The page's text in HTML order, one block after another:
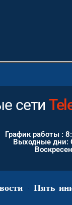
сети
График работы :
Выходные дни:
Пять